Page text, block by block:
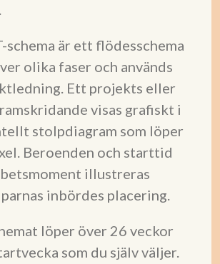
schema är ett flödesschema
olika faser och används
Ett projekts eller
visas grafiskt i
stolpdiagram som löper
Beroenden och starttid
illustreras
inbördes placering.
löper över 26 veckor
som du själv väljer.